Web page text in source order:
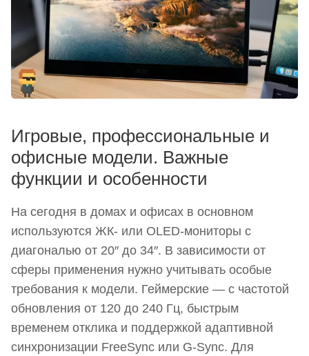
Игровые, профессиональные и
офисные модели. Важные
функции и особенности
На сегодня в домах и офисах в основном
используются ЖК- или OLED-мониторы с
диагональю от 20″ до 34″. В зависимости от
сферы применения нужно учитывать особые
требования к модели. Геймерские — с частотой
обновления от 120 до 240 Гц, быстрым
временем отклика и поддержкой адаптивной
синхронизации FreeSync или G-Sync. Для